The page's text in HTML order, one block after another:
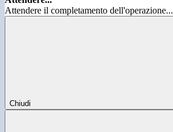
Attendere il completamento dell'operazione...
Chiudi